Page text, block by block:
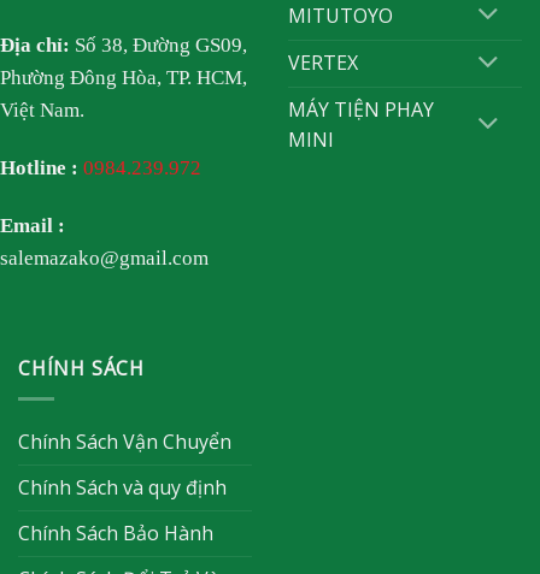
Địa chỉ: Số 38, Đường GS09,
Phường Đông Hòa, TP. HCM,
Việt Nam.
Hotline : 0984.239.972
Email :
salemazako@gmail.com
MITUTOYO
VERTEX
MÁY TIỆN PHAY
MINI
CHÍNH SÁCH
Chính Sách Vận Chuyển
Chính Sách và quy định
Chính Sách Bảo Hành